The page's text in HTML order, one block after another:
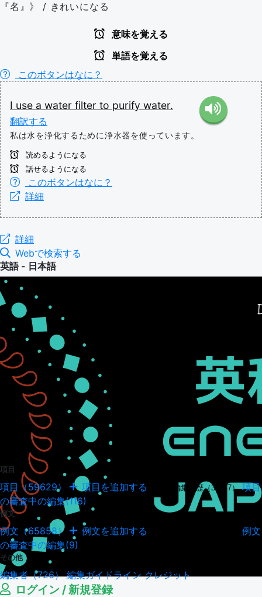
『名』》 / きれいになる
意味を覚える
単語を覚える
このボタンはなに？
I use a water filter to purify water.
翻訳する
私は水を浄化するために浄水器を使っています。
読めるようになる
話せるようになる
このボタンはなに？
詳細
詳細
Webで検索する
英語 - 日本語
項目
項目（59629） 項目を追加する 項目の編集履歴（34947） 項目
の審査中の編集(116)
例文
例文（65858） 例文を追加する
例文
の審査中の編集(9)
その他
編集者（726）編集ガイドラインクレジット
ログイン / 新規登録